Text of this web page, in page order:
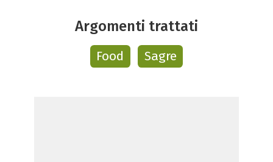
Argomenti trattati
Food Sagre